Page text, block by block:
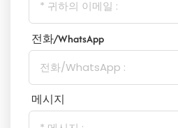
전화/WhatsApp
메시지